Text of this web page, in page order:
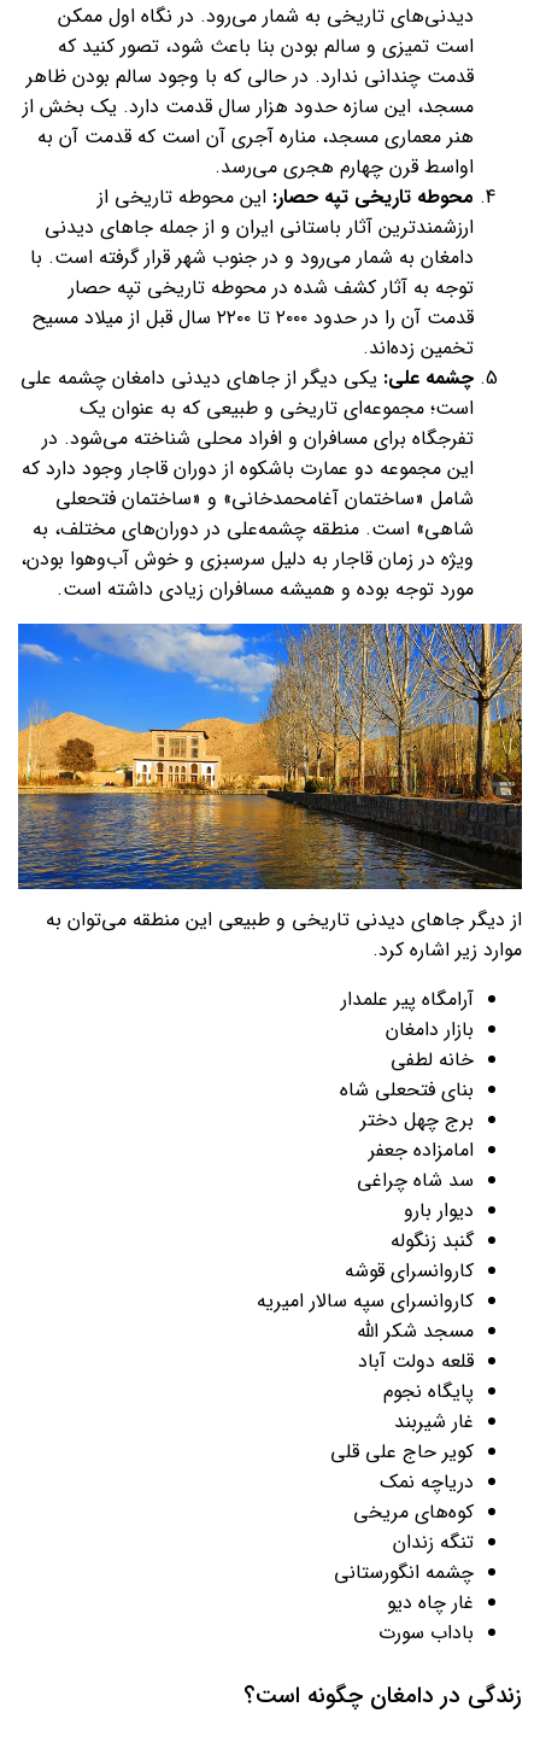
دیدنی‌‌های تاریخی به‌ شمار می‌رود. در نگاه اول ممکن
است تمیزی و سالم بودن بنا باعث شود، تصور کنید که
قدمت چندانی ندارد. در حالی که با وجود سالم بودن ظاهر
مسجد، این سازه حدود هزار سال قدمت دارد. یک بخش از
هنر معماری مسجد، مناره‌ آجری آن است که قدمت آن به
اواسط قرن چهارم هجری می‌رسد.
محوطه تاریخی تپه حصار: این محوطه‌ تاریخی از
ارزشمندترین آثار باستانی ایران و از جمله جاهای دیدنی
دامغان به‌ شمار می‌رود و در جنوب شهر قرار گرفته است. با
توجه به آثار کشف شده در محوطه تاریخی تپه حصار
قدمت آن را در حدود ۲۰۰۰ تا ۲۲۰۰ سال قبل از میلاد مسیح
تخمین زده‌اند.
چشمه علی: یکی دیگر از جاهای دیدنی دامغان چشمه‌ علی
است؛ مجموعه‌ای تاریخی و طبیعی که به‌ عنوان یک
تفرجگاه برای مسافران و افراد محلی شناخته می‌شود. در
این مجموعه دو عمارت باشکوه از دوران قاجار وجود دارد که
شامل «ساختمان آغامحمدخانی» و «ساختمان فتحعلی
شاهی» است. منطقه چشمه‌علی در دوران‌های مختلف، به‌
ویژه در زمان قاجار به‌ دلیل سرسبزی و خوش آب‌وهوا بودن،
مورد توجه بوده و همیشه مسافران زیادی داشته است.
از دیگر جاهای دیدنی تاریخی و طبیعی این منطقه می‌توان به
موارد زیر اشاره کرد.
آرامگاه پیر علمدار
بازار دامغان
خانه لطفی
بنای فتحعلی شاه
برج چهل دختر
امامزاده جعفر
سد شاه چراغی
دیوار بارو
گنبد زنگوله
کاروانسرای قوشه
کاروانسرای سپه سالار امیریه
مسجد شکر الله
قلعه دولت آباد
پایگاه نجوم
غار شیربند
کویر حاج علی قلی
دریاچه نمک
کوه‌های مریخی
تنگه زندان
چشمه انگورستانی
غار چاه دیو
باداب سورت
زندگی در دامغان چگونه است؟